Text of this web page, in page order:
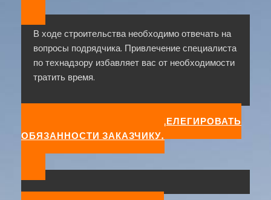
В ходе строительства необходимо отвечать на
вопросы подрядчика. Привлечение специалиста
по технадзору избавляет вас от необходимости
тратить время.
ПОДРЯДЧИК ПЫТАЕТСЯ ДЕЛЕГИРОВАТЬ
ОБЯЗАННОСТИ ЗАКАЗЧИКУ.